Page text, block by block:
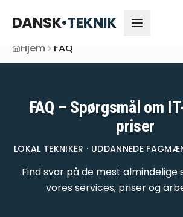
DANSK•TEKNIK
Hjem FAQ
FAQ – Spørgsmål om
priser
LOKAL TEKNIKER · UDDANNEDE
Find svar på de mest almindelige
vores services, priser og